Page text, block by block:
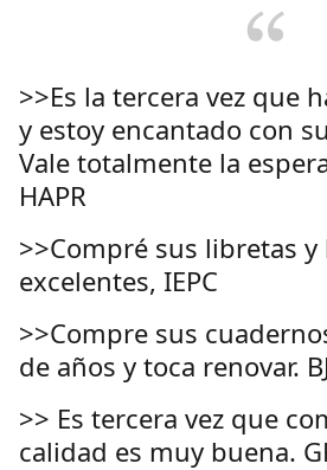
>>Es la tercera vez que
y estoy encantado con
Vale totalmente la
HAPR
>>Compré sus libretas
excelentes, IEPC
>>Compre sus
de años y toca renovar.
>> Es tercera vez que
calidad es muy buena.